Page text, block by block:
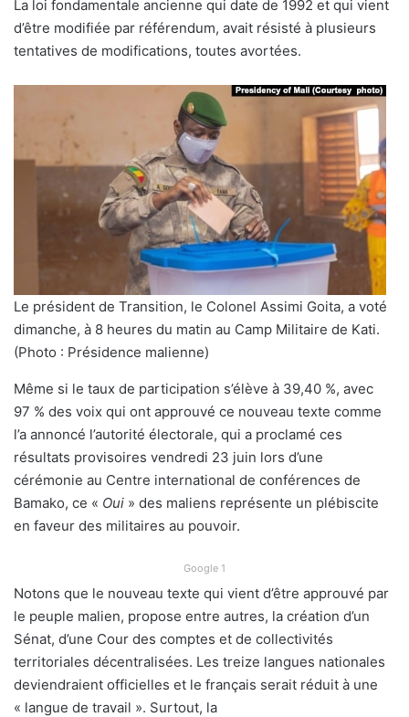
La loi fondamentale ancienne qui date de 1992 et qui vient
d’être modifiée par référendum, avait résisté à plusieurs
tentatives de modifications, toutes avortées.
Le président de Transition, le Colonel Assimi Goita, a voté
dimanche, à 8 heures du matin au Camp Militaire de Kati.
(Photo : Présidence malienne)
Même si le taux de participation s’élève à 39,40 %, avec
97 % des voix qui ont approuvé ce nouveau texte comme
l’a annoncé l’autorité électorale, qui a proclamé ces
résultats provisoires vendredi 23 juin lors d’une
cérémonie au Centre international de conférences de
Bamako, ce « Oui » des maliens représente un plébiscite
en faveur des militaires au pouvoir.
Google 1
Notons que le nouveau texte qui vient d’être approuvé par
le peuple malien, propose entre autres, la création d’un
Sénat, d’une Cour des comptes et de collectivités
territoriales décentralisées. Les treize langues nationales
deviendraient officielles et le français serait réduit à une
« langue de travail ». Surtout, la